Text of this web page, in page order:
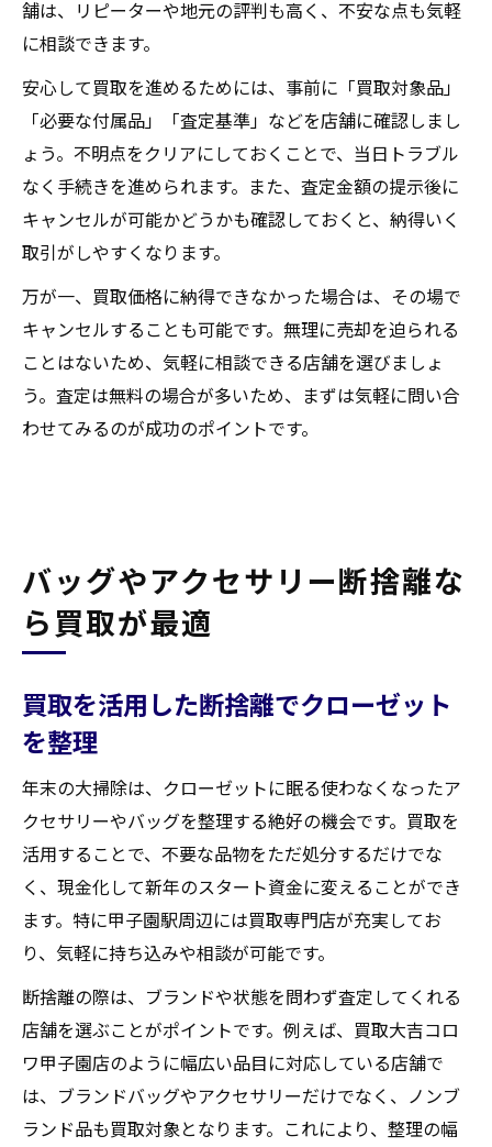
舗は、リピーターや地元の評判も高く、不安な点も気軽
に相談できます。
安心して買取を進めるためには、事前に「買取対象品」
「必要な付属品」「査定基準」などを店舗に確認しまし
ょう。不明点をクリアにしておくことで、当日トラブル
なく手続きを進められます。また、査定金額の提示後に
キャンセルが可能かどうかも確認しておくと、納得いく
取引がしやすくなります。
万が一、買取価格に納得できなかった場合は、その場で
キャンセルすることも可能です。無理に売却を迫られる
ことはないため、気軽に相談できる店舗を選びましょ
う。査定は無料の場合が多いため、まずは気軽に問い合
わせてみるのが成功のポイントです。
バッグやアクセサリー断捨離な
ら買取が最適
買取を活用した断捨離でクローゼット
を整理
年末の大掃除は、クローゼットに眠る使わなくなったア
クセサリーやバッグを整理する絶好の機会です。買取を
活用することで、不要な品物をただ処分するだけでな
く、現金化して新年のスタート資金に変えることができ
ます。特に甲子園駅周辺には買取専門店が充実してお
り、気軽に持ち込みや相談が可能です。
断捨離の際は、ブランドや状態を問わず査定してくれる
店舗を選ぶことがポイントです。例えば、買取大吉コロ
ワ甲子園店のように幅広い品目に対応している店舗で
は、ブランドバッグやアクセサリーだけでなく、ノンブ
ランド品も買取対象となります。これにより、整理の幅